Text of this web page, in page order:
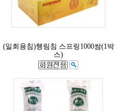
(일회용침)행림침 스프링1000쌈(1박
스)